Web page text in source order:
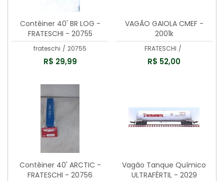
Contêiner 40' BR LOG -
FRATESCHI - 20755
frateschi / 20755
R$ 29,99
VAGÃO GAIOLA CMEF -
2001k
FRATESCHI /
R$ 52,00
Contêiner 40' ARCTIC -
FRATESCHI - 20756
Vagão Tanque Químico
ULTRAFÉRTIL - 2029